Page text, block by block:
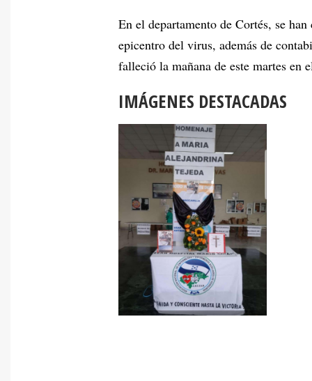
En el departamento de Cortés, se
epicentro del virus, además de
falleció la mañana de este martes
IMÁGENES DESTACADAS